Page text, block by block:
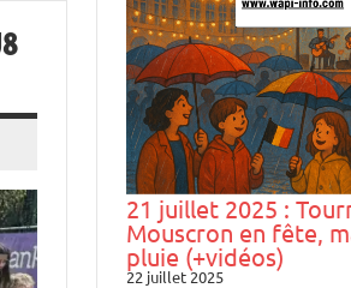
21 juillet 2025 :
Mouscron en fête,
pluie (+vidéos)
22 juillet 2025